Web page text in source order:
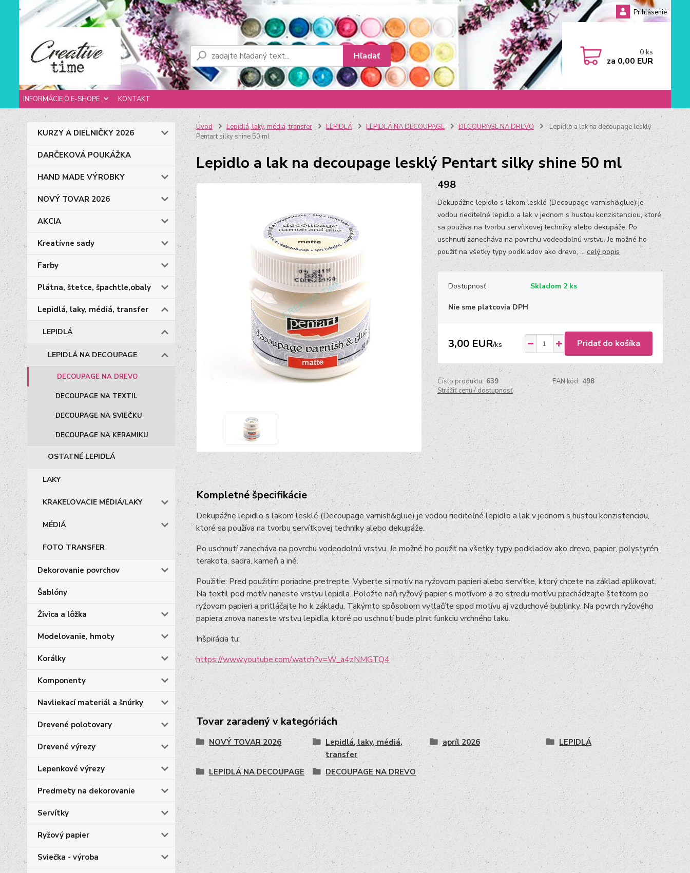
INFORMÁCIE O E-SHOPE KONTAKT
Prihlásenie
Hľadať 0ks
za 0,00 EUR
KURZY A DIELNIČKY 2026
DARČEKOVÁ POUKÁŽKA
HAND MADE VÝROBKY
NOVÝ TOVAR 2026
AKCIA
Kreatívne sady
Farby
Plátna, štetce, špachtle,obaly
Lepidlá, laky, médiá, transfer
LEPIDLÁ
LEPIDLÁ NA DECOUPAGE
DECOUPAGE NA DREVO
DECOUPAGE NA TEXTIL
DECOUPAGE NA SVIEČKU
DECOUPAGE NA KERAMIKU
OSTATNÉ LEPIDLÁ
LAKY
KRAKELOVACIE MÉDIÁ/LAKY
MÉDIÁ
FOTO TRANSFER
Dekorovanie povrchov
Šablóny
Živica a lôžka
Modelovanie, hmoty
Korálky
Komponenty
Navliekací materiál a šnúrky
Drevené polotovary
Drevené výrezy
Lepenkové výrezy
Predmety na dekorovanie
Servítky
Ryžový papier
Sviečka - výroba
Úvod Lepidlá, laky, médiá, transfer LEPIDLÁ LEPIDLÁ NA DECOUPAGE DECOUPAGE NA DREVO
Lepidlo a lak na decoupage lesklý
Pentart silky shine 50 ml
Lepidlo a lak na decoupage lesklý Pentart silky shine 50 ml
498
Dekupážne lepidlo s lakom lesklé (Decoupage varnish&glue) je
vodou riediteľné lepidlo a lak v jednom s hustou konzistenciou, ktoré
sa používa na tvorbu servítkovej techniky alebo dekupáže. Po
uschnutí zanecháva na povrchu vodeodolnú vrstvu. Je možné ho
použiť na všetky typy podkladov ako drevo, ...celý popis
Dostupnosť Skladom 2 ks
Nie sme platcovia DPH
3,00 EUR/ks Pridať do košíka
Číslo produktu: 639 EAN kód: 498
Strážiť cenu / dostupnosť
Kompletné špecifikácie
Dekupážne lepidlo s lakom lesklé (Decoupage varnish&glue) je vodou riediteľné lepidlo a lak v jednom s hustou konzistenciou,
ktoré sa používa na tvorbu servítkovej techniky alebo dekupáže.
Po uschnutí zanecháva na povrchu vodeodolnú vrstvu. Je možné ho použiť na všetky typy podkladov ako drevo, papier, polystyrén,
terakota, sadra, kameň a iné.
Použitie: Pred použitím poriadne pretrepte. Vyberte si motív na ryžovom papieri alebo servítke, ktorý chcete na základ aplikovať.
Na textil pod motív naneste vrstvu lepidla. Položte naň ryžový papier s motívom a zo stredu motívu prechádzajte štetcom po
ryžovom papieri a pritláčajte ho k základu. Takýmto spôsobom vytlačíte spod motívu aj vzduchové bublinky. Na povrch ryžového
papiera znova naneste vrstvu lepidla, ktoré po uschnutí bude plniť funkciu vrchného laku.
Inšpirácia tu:
https://www.youtube.com/watch?v=W_a4zNMGTQ4
Tovar zaradený v kategóriách
NOVÝ TOVAR 2026
Lepidlá, laky, médiá,
transfer
apríl 2026 LEPIDLÁ
LEPIDLÁ NA DECOUPAGE DECOUPAGE NA DREVO